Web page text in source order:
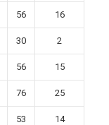
56 16
30 2
56 15
76 25
53 14